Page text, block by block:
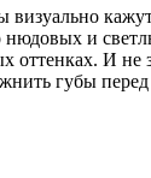
визуально
нюдовых и
оттенках. И не
губы перед